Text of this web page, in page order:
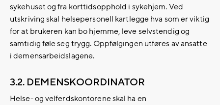
sykehuset og fra korttidsopphold i sykehjem. Ved
utskriving skal helsepersonell kartlegge hva som er viktig
for at brukeren kan bo hjemme, leve selvstendig og
samtidig føle seg trygg. Oppfølgingen utføres av ansatte
i demensarbeidslagene.
3.2. DEMENSKOORDINATOR
Helse- og velferdskontorene skal ha en